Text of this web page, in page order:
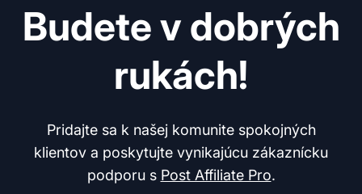
Budete v dobrých
rukách!
Pridajte sa k našej komunite spokojných
klientov a poskytujte vynikajúcu zákaznícku
podporu s Post Affiliate Pro.